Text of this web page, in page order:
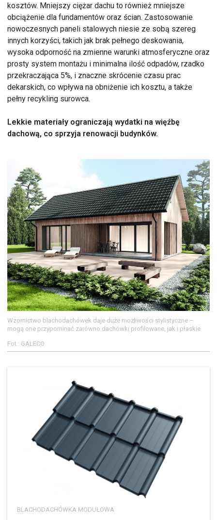
kosztów. Mniejszy ciężar dachu to również mniejsze
obciążenie dla fundamentów oraz ścian. Zastosowanie
nowoczesnych paneli stalowych niesie ze sobą szereg
innych korzyści, takich jak brak pełnego deskowania,
wysoka odporność na zmienne warunki atmosferyczne oraz
prosty system montażu i minimalna ilość odpadów, rzadko
przekraczająca 5%, i znaczne skrócenie czasu prac
dekarskich, co wpływa na obniżenie ich kosztu, a także
pełny recykling surowca.
Lekkie materiały ograniczają wydatki na więźbę
dachową, co sprzyja renowacji budynków.
Wzornictwo blachodachówek daje duże możliwości stylistyczne –
mogą one przypominać zarówno dachówki profilowane, jak i płaskie
Fot.: GALECO
BLACHODACHÓWKA MODUŁOWA